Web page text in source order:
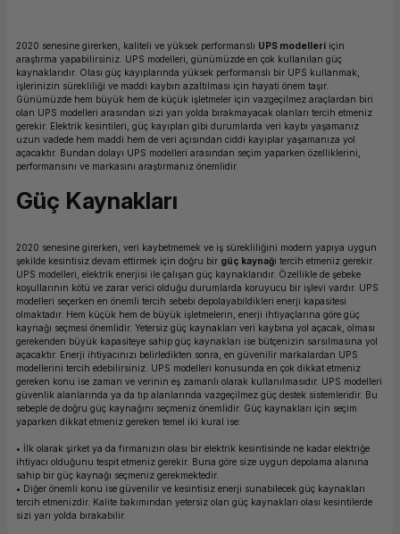
2020 senesine girerken, kaliteli ve yüksek performanslı UPS modelleri için
araştırma yapabilirsiniz. UPS modelleri, günümüzde en çok kullanılan güç
kaynaklarıdır. Olası güç kayıplarında yüksek performanslı bir UPS kullanmak,
işlerinizin sürekliliği ve maddi kaybın azaltılması için hayati önem taşır.
Günümüzde hem büyük hem de küçük işletmeler için vazgeçilmez araçlardan biri
olan UPS modelleri arasından sizi yarı yolda bırakmayacak olanları tercih etmeniz
gerekir. Elektrik kesintileri, güç kayıpları gibi durumlarda veri kaybı yaşamanız
uzun vadede hem maddi hem de veri açısından ciddi kayıplar yaşamanıza yol
açacaktır. Bundan dolayı UPS modelleri arasından seçim yaparken özelliklerini,
performansını ve markasını araştırmanız önemlidir.
Güç Kaynakları
2020 senesine girerken, veri kaybetmemek ve iş sürekliliğini modern yapıya uygun
şekilde kesintisiz devam ettirmek için doğru bir güç kaynağı tercih etmeniz gerekir.
UPS modelleri, elektrik enerjisi ile çalışan güç kaynaklarıdır. Özellikle de şebeke
koşullarının kötü ve zarar verici olduğu durumlarda koruyucu bir işlevi vardır. UPS
modelleri seçerken en önemli tercih sebebi depolayabildikleri enerji kapasitesi
olmaktadır. Hem küçük hem de büyük işletmelerin, enerji ihtiyaçlarına göre güç
kaynağı seçmesi önemlidir. Yetersiz güç kaynakları veri kaybına yol açacak, olması
gerekenden büyük kapasiteye sahip güç kaynakları ise bütçenizin sarsılmasına yol
açacaktır. Enerji ihtiyacınızı belirledikten sonra, en güvenilir markalardan UPS
modellerini tercih edebilirsiniz. UPS modelleri konusunda en çok dikkat etmeniz
gereken konu ise zaman ve verinin eş zamanlı olarak kullanılmasıdır. UPS modelleri
güvenlik alanlarında ya da tıp alanlarında vazgeçilmez güç destek sistemleridir. Bu
sebeple de doğru güç kaynağını seçmeniz önemlidir. Güç kaynakları için seçim
yaparken dikkat etmeniz gereken temel iki kural ise:
• İlk olarak şirket ya da firmanızın olası bir elektrik kesintisinde ne kadar elektriğe
ihtiyacı olduğunu tespit etmeniz gerekir. Buna göre size uygun depolama alanına
sahip bir güç kaynağı seçmeniz gerekmektedir.
• Diğer önemli konu ise güvenilir ve kesintisiz enerji sunabilecek güç kaynakları
tercih etmenizdir. Kalite bakımından yetersiz olan güç kaynakları olası kesintilerde
sizi yarı yolda bırakabilir.